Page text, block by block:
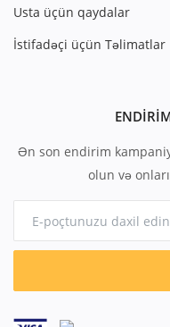
Usta üçün qaydalar
İstifadəçi üçün Təlimatlar
Ən son endirim
olun və